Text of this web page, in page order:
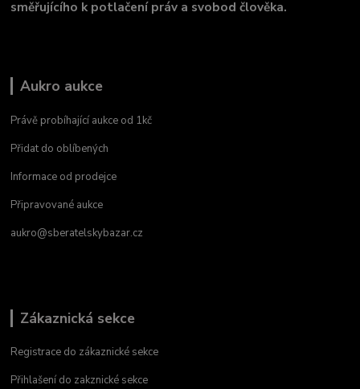
směřujícího k potlačení práv a svobod člověka.
Aukro aukce
Právě probíhající aukce od 1kč
Přidat do oblíbených
Informace od prodejce
Připravované aukce
aukro@sberatelskybazar.cz
Zákaznická sekce
Registrace do zákaznické sekce
Přihlašení do zakznické sekce